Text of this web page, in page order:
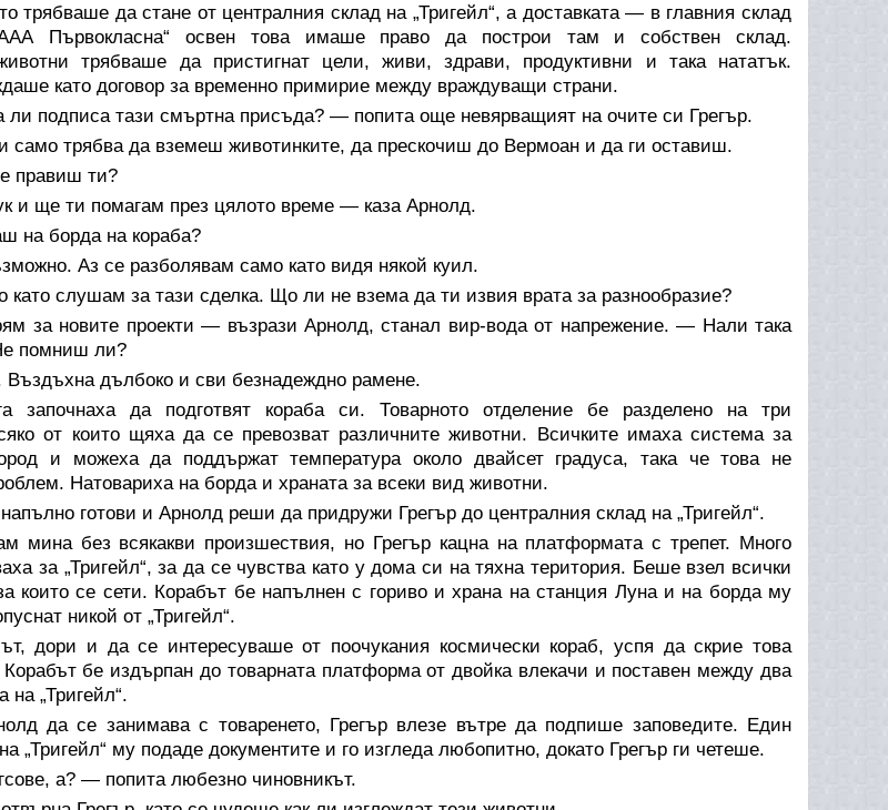
трябваше да стане от централния склад на „Тригейл“, а доставката — в главния склад
Първокласна“ освен това имаше право да построи там и собствен склад.
трябваше да пристигнат цели, живи, здрави, продуктивни и така нататък.
като договор за временно примирие между враждуващи страни.
подписа тази смъртна присъда? — попита още невярващият на очите си Грегър.
само трябва да вземеш животинките, да прескочиш до Вермоан и да ги оставиш.
правиш ти?
и ще ти помагам през цялото време — каза Арнолд.
на борда на кораба?
Аз се разболявам само като видя някой куил.
слушам за тази сделка. Що ли не взема да ти извия врата за разнообразие?
за новите проекти — възрази Арнолд, станал вир-вода от напрежение. — Нали така
помниш ли?
Въздъхна дълбоко и сви безнадеждно рамене.
започнаха да подготвят кораба си. Товарното отделение бе разделено на три
от които щяха да се превозват различните животни. Всичките имаха система за
и можеха да поддържат температура около двайсет градуса, така че това не
Натовариха на борда и храната за всеки вид животни.
готови и Арнолд реши да придружи Грегър до централния склад на „Тригейл“.
мина без всякакви произшествия, но Грегър кацна на платформата с трепет. Много
за „Тригейл“, за да се чувства като у дома си на тяхна територия. Беше взел всички
които се сети. Корабът бе напълнен с гориво и храна на станция Луна и на борда му
никой от „Тригейл“.
дори и да се интересуваше от поочукания космически кораб, успя да скрие това
бе издърпан до товарната платформа от двойка влекачи и поставен между два
на „Тригейл“.
да се занимава с товаренето, Грегър влезе вътре да подпише заповедите. Един
„Тригейл“ му подаде документите и го изгледа любопитно, докато Грегър ги четеше.
а? — попита любезно чиновникът.